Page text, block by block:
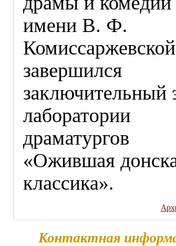
имени В. Ф.
Комиссаржевской
завершился
заключительный
лаборатории
драматургов
«Ожившая
классика».
Контактная